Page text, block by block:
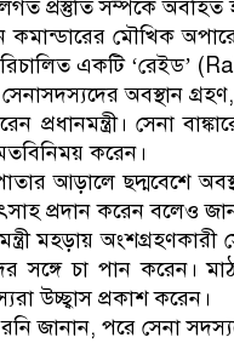
প্রস্তুতি সম্পর্কে অবহিত
কমান্ডারের মৌখিক
একটি ‘রেইড’
সেনাসদস্যদের অবস্থান
প্রধানমন্ত্রী। সেনা
করেন।
আড়ালে ছদ্মবেশে
প্রদান করেন বলেও
মহড়ায়
সঙ্গে চা পান করেন।
উচ্ছ্বাস প্রকাশ করেন।
জানান, পরে সেনা